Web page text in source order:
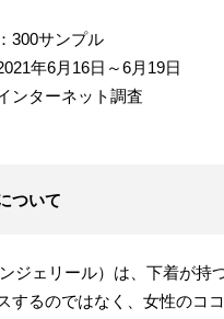
300サンプル
年6月16日～6月19日
ンターネット調査
ついて
ジェリール）は、下着が持
するのではなく、女性のコ